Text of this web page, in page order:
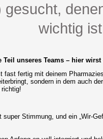
gesucht,
wichtig ist
Teil unseres Teams – hier
fast fertig mit deinem
sondern in dem auch
richtig!
Stimmung, und ein „Wir-